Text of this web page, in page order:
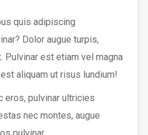
quis adipiscing
Dolor augue turpis,
Pulvinar est etiam vel magna
aliquam ut risus lundium!
eros, pulvinar ultricies
nec montes, augue